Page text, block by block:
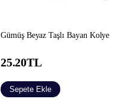
Gümüş Beyaz Taşlı Bayan Kolye
25.20TL
Sepete Ekle